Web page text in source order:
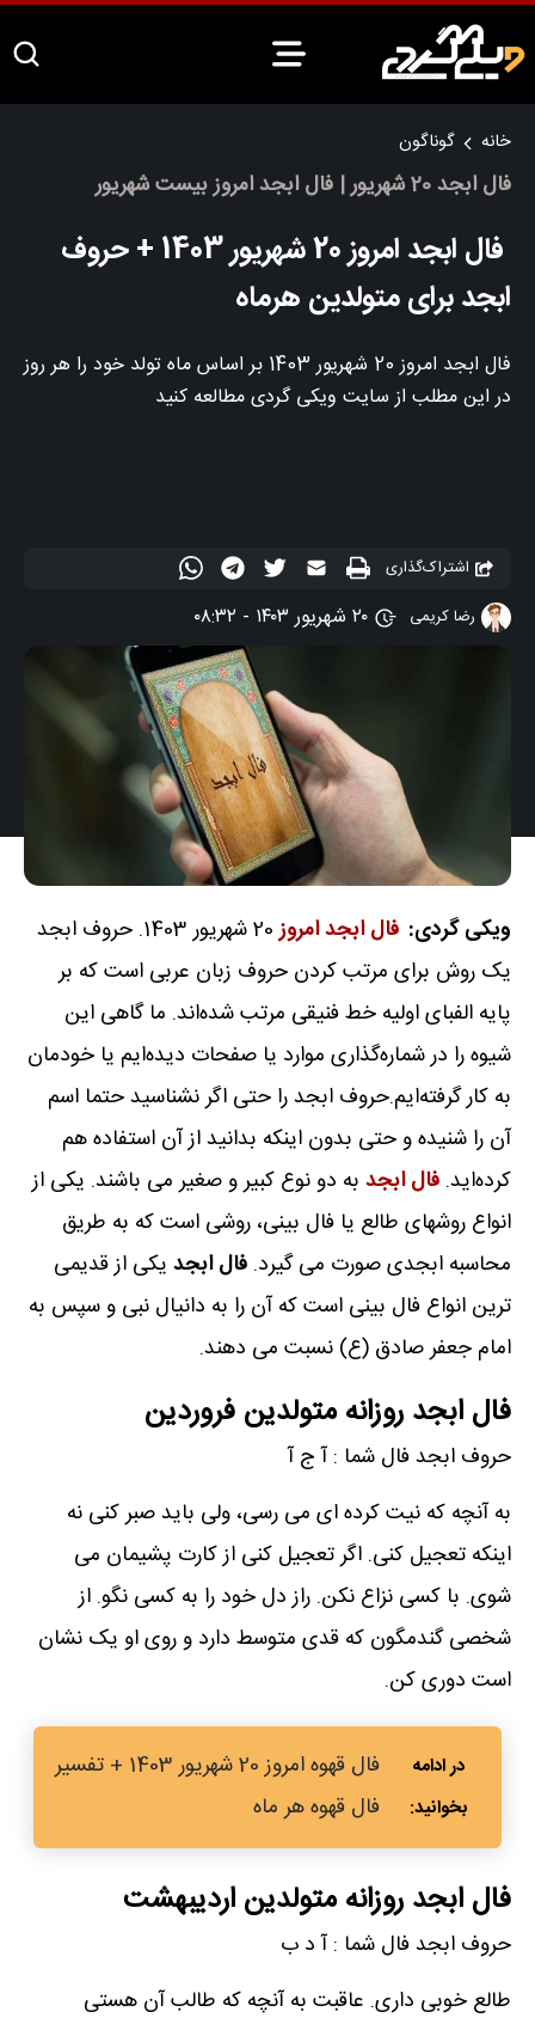
خانه گوناگون
فال ابجد 20 شهریور | فال ابجد امروز بیست شهریور
فال ابجد امروز 20 شهریور 1403 + حروف
ابجد برای متولدین هرماه
فال ابجد امروز 20 شهریور 1403 بر اساس ماه تولد خود را هر روز
در این مطلب از سایت ویکی گردی مطالعه کنید
اشتراک‌گذاری
رضا کریمی
۲۰ شهریور ۱۴۰۳ - ۰۸:۳۲
ویکی گردی: فال ابجدامروز
20 شهریور 1403. حروف ابجد
یک روش برای مرتب کردن حروف زبان عربی است که بر
پایه الفبای اولیه خط فنیقی مرتب شده‌اند. ما گاهی این
شیوه را در شماره‌گذاری موارد یا صفحات دیده‌ایم یا خودمان
به کار گرفته‌ایم.حروف ابجد را حتی اگر نشناسید حتما اسم
آن را شنیده و حتی بدون اینکه بدانید از آن استفاده‌ هم
کرده‌اید. فال ابجد به دو نوع کبیر و صغیر می باشند. یکی از
انواع روشهای طالع یا فال بینی، روشی است که به طریق
محاسبه ابجدی صورت می گیرد. فال ابجد یکی از قدیمی
ترین انواع فال بینی است که آن را به دانیال نبی و سپس به
امام جعفر صادق (ع) نسبت می دهند.
فال ابجد روزانه متولدین فروردین
حروف ابجد فال شما : آ ج آ
به آنچه که نیت کرده ای می رسی، ولی باید صبر کنی نه
اینکه تعجیل کنی. اگر تعجیل کنی از کارت پشیمان می
شوی. با کسی نزاع نکن. راز دل خود را به کسی نگو. از
شخصی گندمگون که قدی متوسط دارد و روی او یک نشان
است دوری کن.
فال قهوه امروز 20 شهریور 1403 + تفسیر
فال قهوه هر ماه
فال ابجد روزانه متولدین اردیبهشت
حروف ابجد فال شما : آ د ب
طالع خوبی داری. عاقبت به آنچه که طالب آن هستی